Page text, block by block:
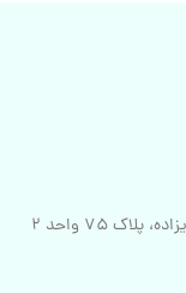
75 واحد 2